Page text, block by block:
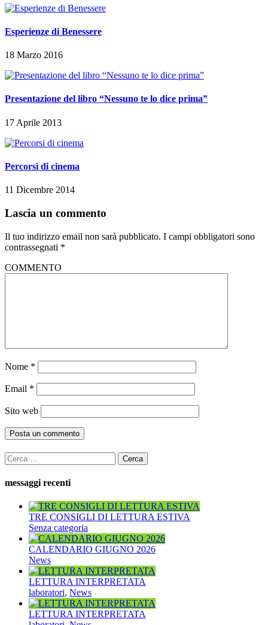
Esperienze di Benessere
18 Marzo 2016
Presentazione del libro “Nessuno te lo dice prima”
17 Aprile 2013
Percorsi di cinema
11 Dicembre 2014
Lascia un commento
Il tuo indirizzo email non sarà pubblicato. I campi obbligatori sono
contrassegnati *
COMMENTO
Nome *
Email *
Sito web
Ricerca
per:
messaggi recenti
TRE CONSIGLI DI LETTURA ESTIVA
Senza categoria
CALENDARIO GIUGNO 2026
News
LETTURA INTERPRETATA
laboratori, News
LETTURA INTERPRETATA